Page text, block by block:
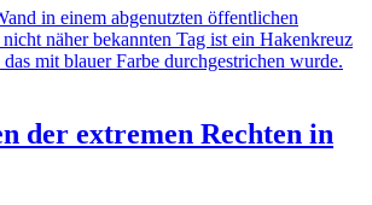
der extremen Rechten in